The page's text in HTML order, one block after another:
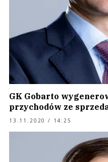
GK Gobarto
przychodów ze
13.11.2020 / 14:25